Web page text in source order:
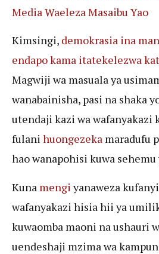
Media Waeleza Masaibu Yao
Kimsingi, demokrasia ina
endapo kama itatekelezwa
Magwiji wa masuala ya
wanabainisha, pasi na shaka
utendaji kazi wa wafanyakazi
fulani huongezeka maradufu
hao wanapohisi kuwa
Kuna mengiyanaweza
wafanyakazi hisia hii ya
kuwaomba maoni na ushauri
uendeshaji mzima wa